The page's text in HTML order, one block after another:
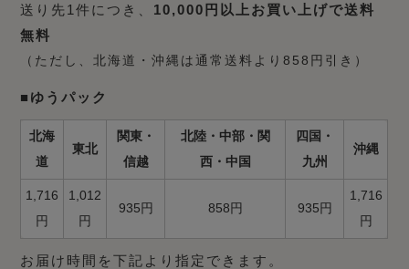
送り先1件につき、 10,000円以上お買い上げで送料
無料
（ただし、北海道・沖縄は通常送料より858円引き）
■ゆうパック
北海
道
東北
関東・
信越
北陸・中部・関
西・中国
四国・
九州
沖縄
1,716
円
1,012
円
935円 858円 935円
1,716
円
お届け時間を下記より指定できます。